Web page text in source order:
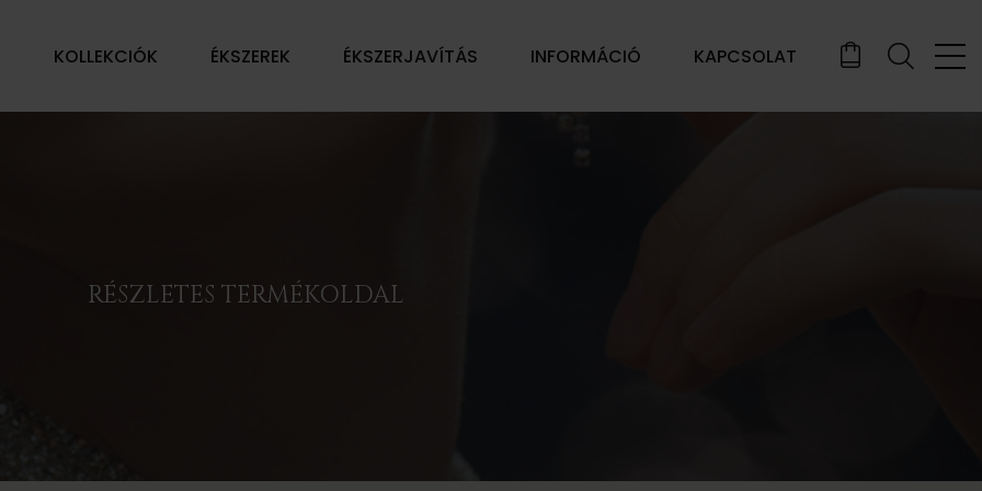
KOLLEKCIÓK ÉKSZEREK ÉKSZERJAVÍTÁS INFORMÁCIÓ KAPCSOLAT
RÉSZLETES TERMÉKOLDAL